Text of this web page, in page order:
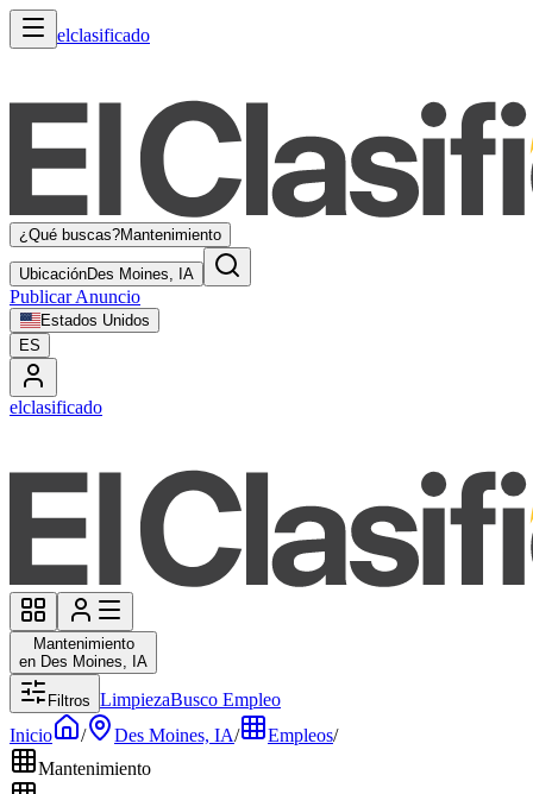
elclasificado
¿Qué buscas?Mantenimiento
UbicaciónDes Moines, IA
Publicar Anuncio
Estados Unidos
ES
elclasificado
Mantenimiento
en Des Moines, IA
Filtros LimpiezaBusco Empleo
Inicio
/ Des Moines, IA/ Empleos/
Mantenimiento